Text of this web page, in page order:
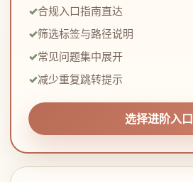
合规入口指南直达
筛选标签与路径说明
常见问题集中展开
减少重复跳转提示
选择进阶入口